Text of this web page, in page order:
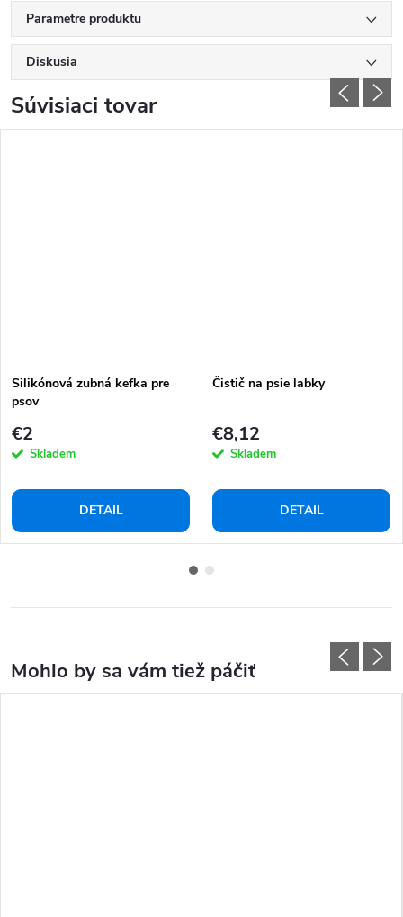
Parametre produktu
Diskusia
Súvisiaci tovar
Silikónová zubná kefka pre
psov
€2
Skladem
DETAIL
Čistič na psie labky
€8,12
Skladem
DETAIL